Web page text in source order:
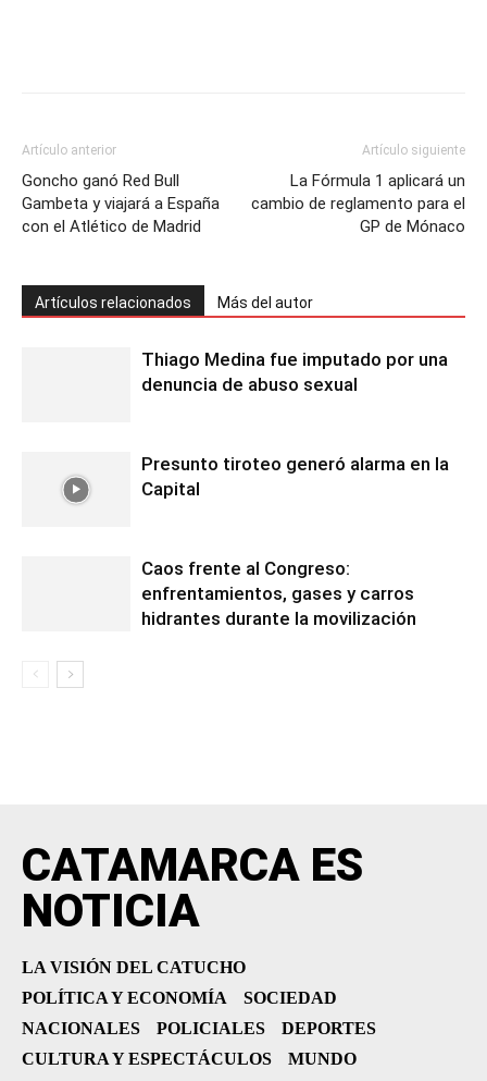
Artículo anterior
Goncho ganó Red Bull
Gambeta y viajará a España
con el Atlético de Madrid
Artículo siguiente
La Fórmula 1 aplicará un
cambio de reglamento para el
GP de Mónaco
Artículos relacionados Más del autor
Thiago Medina fue imputado por una
denuncia de abuso sexual
Presunto tiroteo generó alarma en la
Capital
Caos frente al Congreso:
enfrentamientos, gases y carros
hidrantes durante la movilización
CATAMARCA ES
NOTICIA
LA VISIÓN DEL CATUCHO
POLÍTICA Y ECONOMÍA
SOCIEDAD
NACIONALES
POLICIALES
DEPORTES
CULTURA Y ESPECTÁCULOS
MUNDO